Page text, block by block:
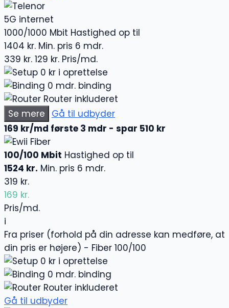
5G internet
1000/1000 Mbit Hastighed op til
1404 kr. Min. pris 6 mdr.
339 kr. 129 kr. Pris/md.
0 kr i oprettelse
0 mdr. binding
Router inkluderet
Se mere
Gå til udbyder
169 kr/md første 3 mdr - spar 510 kr
Fiber
100/100 Mbit Hastighed op til
1524 kr. Min. pris 6 mdr.
319 kr.
169 kr.
Pris/md.
i
Fra priser (forhold på din adresse kan medføre, at
din pris er højere) - Fiber 100/100
0 kr i oprettelse
0 mdr. binding
Router inkluderet
Gå til udbyder